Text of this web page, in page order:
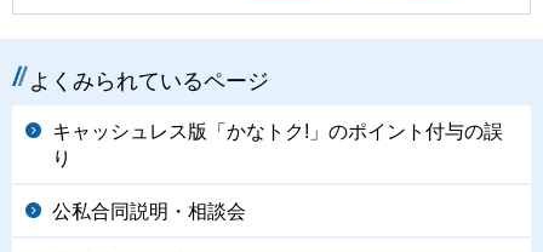
よくみられているページ
キャッシュレス版「かなトク!」のポイント付与の誤
り
公私合同説明・相談会